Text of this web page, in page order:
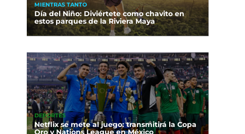
MIENTRAS TANTO
Día del Niño: Diviértete como chavito en
estos parques de la Riviera Maya
DEPORTES
Netflix se mete al juego: transmitirá la Copa
Oro y Nations League en México